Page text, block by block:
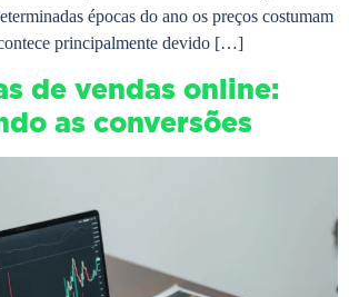
épocas do ano os preços costumam
principalmente devido […]
de vendas online:
as conversões